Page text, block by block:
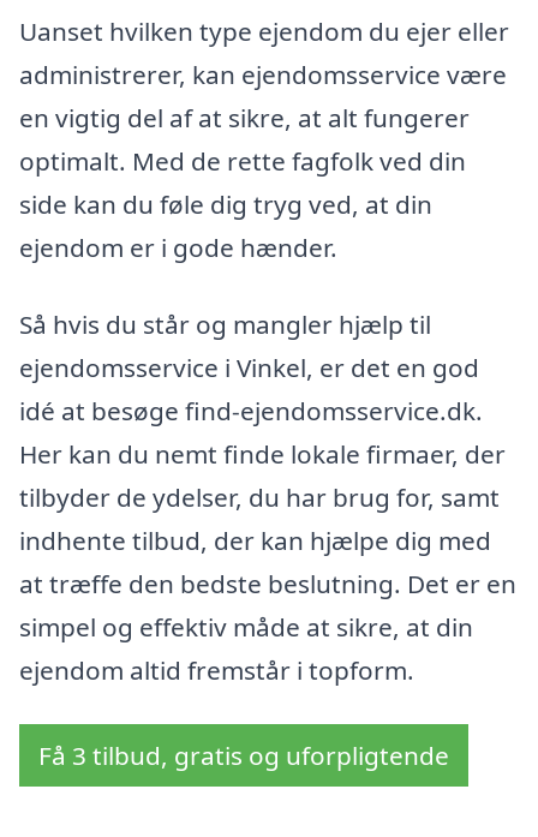
Uanset hvilken type ejendom du ejer eller
administrerer, kan ejendomsservice være
en vigtig del af at sikre, at alt fungerer
optimalt. Med de rette fagfolk ved din
side kan du føle dig tryg ved, at din
ejendom er i gode hænder.
Så hvis du står og mangler hjælp til
ejendomsservice i Vinkel, er det en god
idé at besøge find-ejendomsservice.dk.
Her kan du nemt finde lokale firmaer, der
tilbyder de ydelser, du har brug for, samt
indhente tilbud, der kan hjælpe dig med
at træffe den bedste beslutning. Det er en
simpel og effektiv måde at sikre, at din
ejendom altid fremstår i topform.
Få 3 tilbud, gratis og uforpligtende